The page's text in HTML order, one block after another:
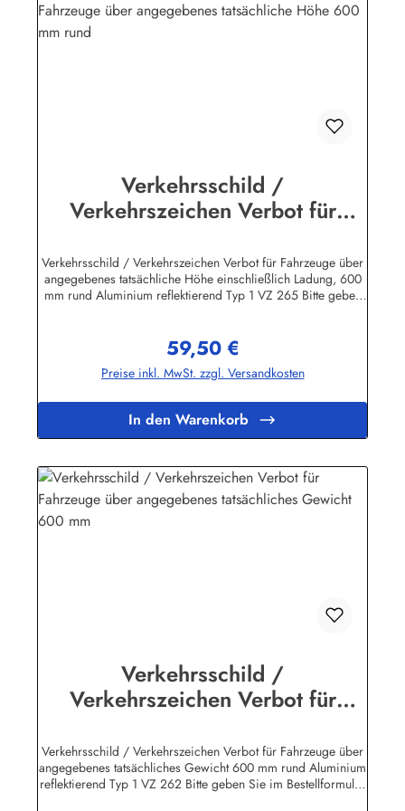
Schilder- und Etikettenfabrik GmbH & Co. KGNeuer Weg 12
– 1642111 Wuppertalinfo@schilder-klar.de
Verkehrsschild /
Verkehrszeichen Verbot für
tatsächliche Höhe 600 mm rund
Verkehrsschild / Verkehrszeichen Verbot für Fahrzeuge über
angegebenes tatsächliche Höhe einschließlich Ladung, 600
mm rund Aluminium reflektierend Typ 1 VZ 265 Bitte geben
geeignet. Rechteckige Verkehrszeichen "Text nach StVO"
inkl. individueller Beschriftung nach Kundenwunsch sind in
verschiedenen Größen lieferbar! Wir führen ausschließlich
Preisvergleich: Die Verkehrszeichen entsprechen den
Bestimmungen der StVO, also vollreflektierend Typ I mit RAL-
Gütezeichen. Die Stärke des Hart - Aluminium - Bleches
geeignet und zeichnen sich durch erstklassige Verarbeitung
und lange Lebensdauer aus!Herstellerinformationen:Heinrich
Klar Schilder- und Etikettenfabrik GmbH & Co. KGNeuer Weg
12 – 1642111 Wuppertalinfo@schilder-klar.de
Regulärer Preis:
59,50 €
Preise inkl. MwSt. zzgl. Versandkosten
In den Warenkorb
Verkehrsschild /
Verkehrszeichen Verbot für
tatsächliches Gewicht 600 mm
Verkehrsschild / Verkehrszeichen Verbot für Fahrzeuge über
angegebenes tatsächliches Gewicht 600 mm rund Aluminium
reflektierend Typ 1 VZ 262 Bitte geben Sie im Bestellformular